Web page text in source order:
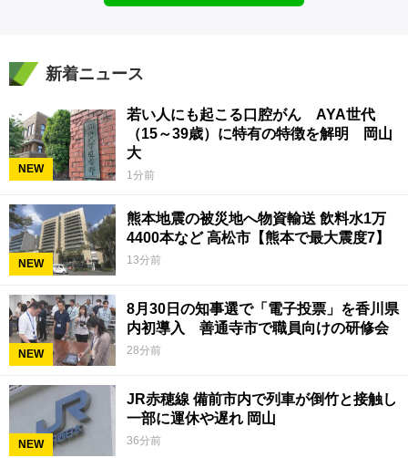
新着ニュース
NEW
若い人にも起こる口腔がん AYA世代
（15～39歳）に特有の特徴を解明 岡山
大
1分前
NEW
熊本地震の被災地へ物資輸送 飲料水1万
4400本など 高松市【熊本で最大震度7】
13分前
NEW
8月30日の知事選で「電子投票」を香川県
内初導入 善通寺市で職員向けの研修会
28分前
NEW
JR赤穂線 備前市内で列車が倒竹と接触し
一部に運休や遅れ 岡山
36分前